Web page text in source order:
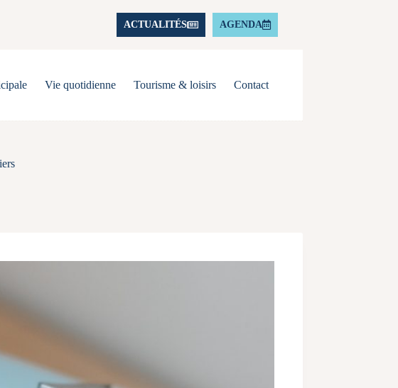
ACTUALITÉS AGENDA
Vie quotidienne Tourisme & loisirs Contact